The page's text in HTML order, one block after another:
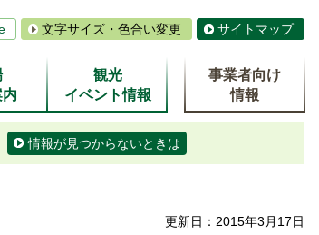
文字サイズ・色合い変更 サイトマップ
観光
イベント情報
事業者向け
情報
情報が見つからないときは
更新日：2015年3月17日